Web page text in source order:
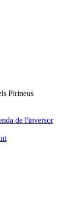
de l'inversor